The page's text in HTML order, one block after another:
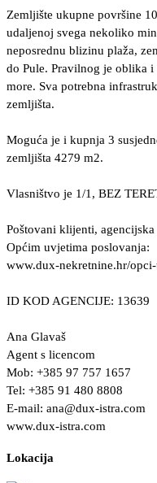
Zemljište ukupne površine
udaljenoj svega nekoliko
neposrednu blizinu plaža,
do Pule. Pravilnog je oblika i
more. Sva potrebna
zemljišta.
Moguća je i kupnja 3
zemljišta 4279 m2.
Vlasništvo je 1/1, BEZ
Poštovani klijenti,
Općim uvjetima poslovanja:
www.dux-nekretnine.hr/
ID KOD AGENCIJE: 13639
Ana Glavaš
Agent s licencom
Mob: +385 97 757 1657
Tel: +385 91 480 8808
E-mail: ana@dux-istra.com
www.dux-istra.com
Lokacija